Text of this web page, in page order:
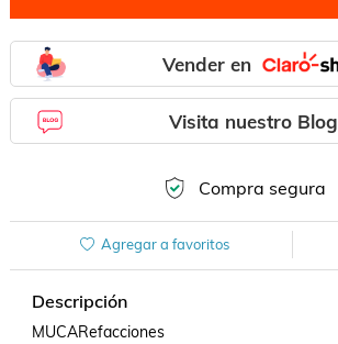
Vender en
Visita nuestro Blog
Compra segura
Agregar a favoritos
Descripción
MUCARefacciones